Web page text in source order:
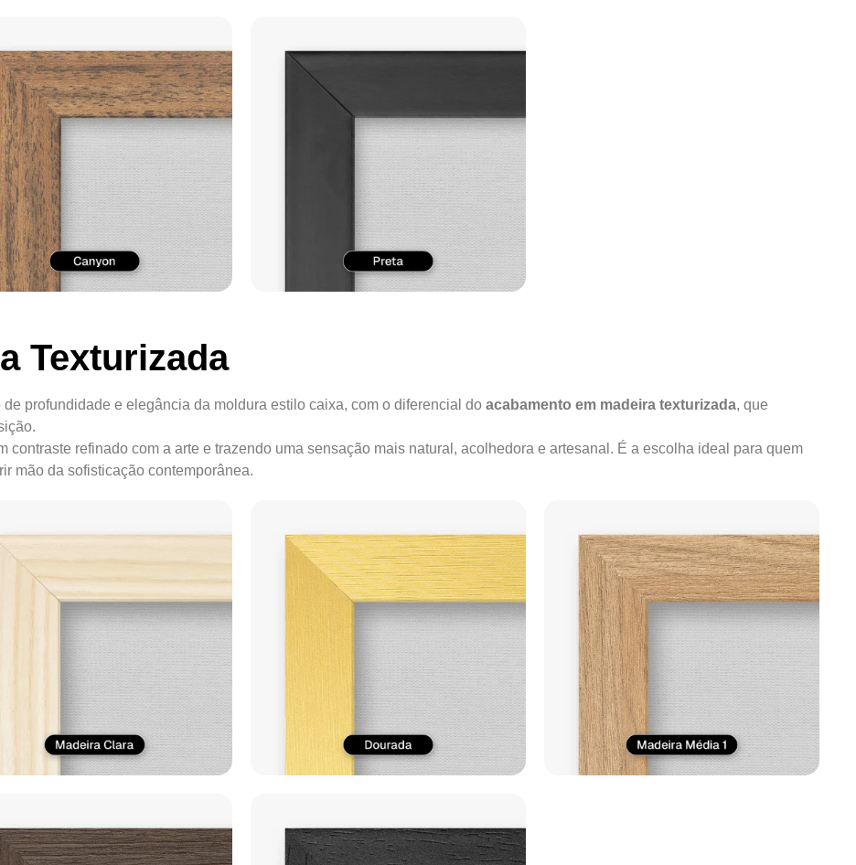
Texturizada
profundidade e elegância da moldura estilo caixa, com o diferencial do acabamento em madeira texturizada, que
contraste refinado com a arte e trazendo uma sensação mais natural, acolhedora e artesanal. É a escolha ideal para quem
mão da sofisticação contemporânea.